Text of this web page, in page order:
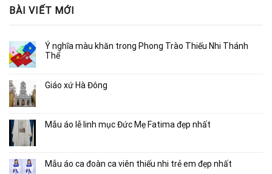
BÀI VIẾT MỚI
Ý nghĩa màu khăn trong Phong Trào Thiếu Nhi Thánh
Thể
Giáo xứ Hà Đông
Mẫu áo lễ linh mục Đức Mẹ Fatima đẹp nhất
Mẫu áo ca đoàn ca viên thiếu nhi trẻ em đẹp nhất